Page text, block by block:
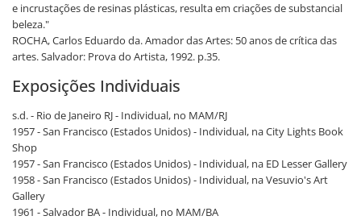
e incrustações de resinas plásticas, resulta em criações de substancial
beleza."
ROCHA, Carlos Eduardo da. Amador das Artes: 50 anos de crítica das
artes. Salvador: Prova do Artista, 1992. p.35.
Exposições Individuais
s.d. - Rio de Janeiro RJ - Individual, no MAM/RJ
1957 - San Francisco (Estados Unidos) - Individual, na City Lights Book
Shop
1957 - San Francisco (Estados Unidos) - Individual, na ED Lesser Gallery
1958 - San Francisco (Estados Unidos) - Individual, na Vesuvio's Art
Gallery
1961 - Salvador BA - Individual, no MAM/BA